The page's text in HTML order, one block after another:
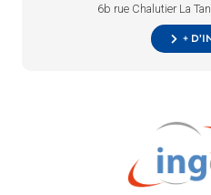
6b rue Chalutier La
+